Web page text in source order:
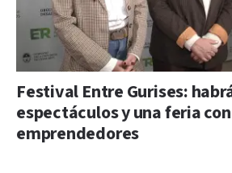
Festival Entre Gurises:
espectáculos y una feria
emprendedores